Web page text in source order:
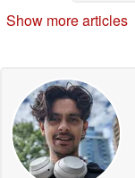
Show more articles